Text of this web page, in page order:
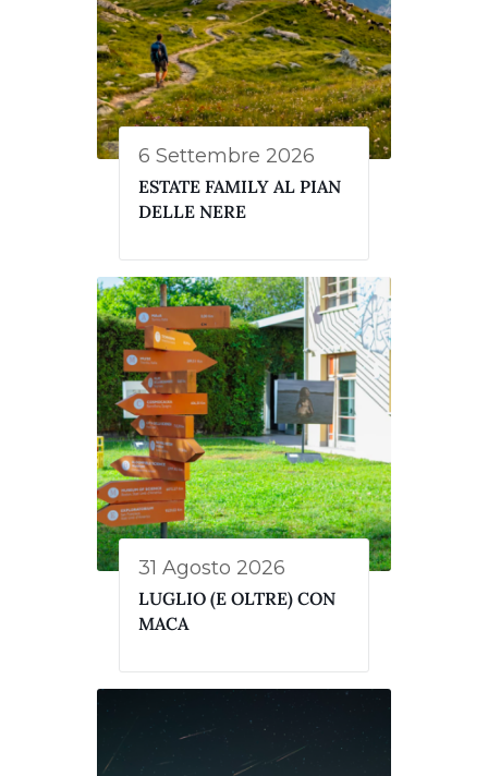
6 Settembre 2026
ESTATE FAMILY AL PIAN
DELLE NERE
31 Agosto 2026
LUGLIO (E OLTRE) CON
MACA